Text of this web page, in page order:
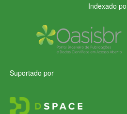
Indexado
Suportado por